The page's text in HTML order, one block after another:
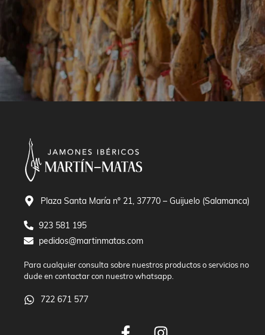
Plaza Santa María nº 21, 37770 – Guijuelo (Salamanca)
923 581 195
pedidos@martinmatas.com
Para cualquier consulta sobre nuestros productos o servicios no
dude en contactar con nuestro whatsapp.
722 671 577